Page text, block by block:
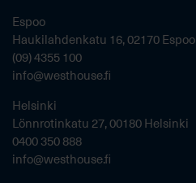
Espoo
Haukilahdenkatu 16, 02170 Espoo
(09) 4355 100
info@westhouse.fi
Helsinki
Lönnrotinkatu 27, 00180 Helsinki
0400 350 888
info@westhouse.fi